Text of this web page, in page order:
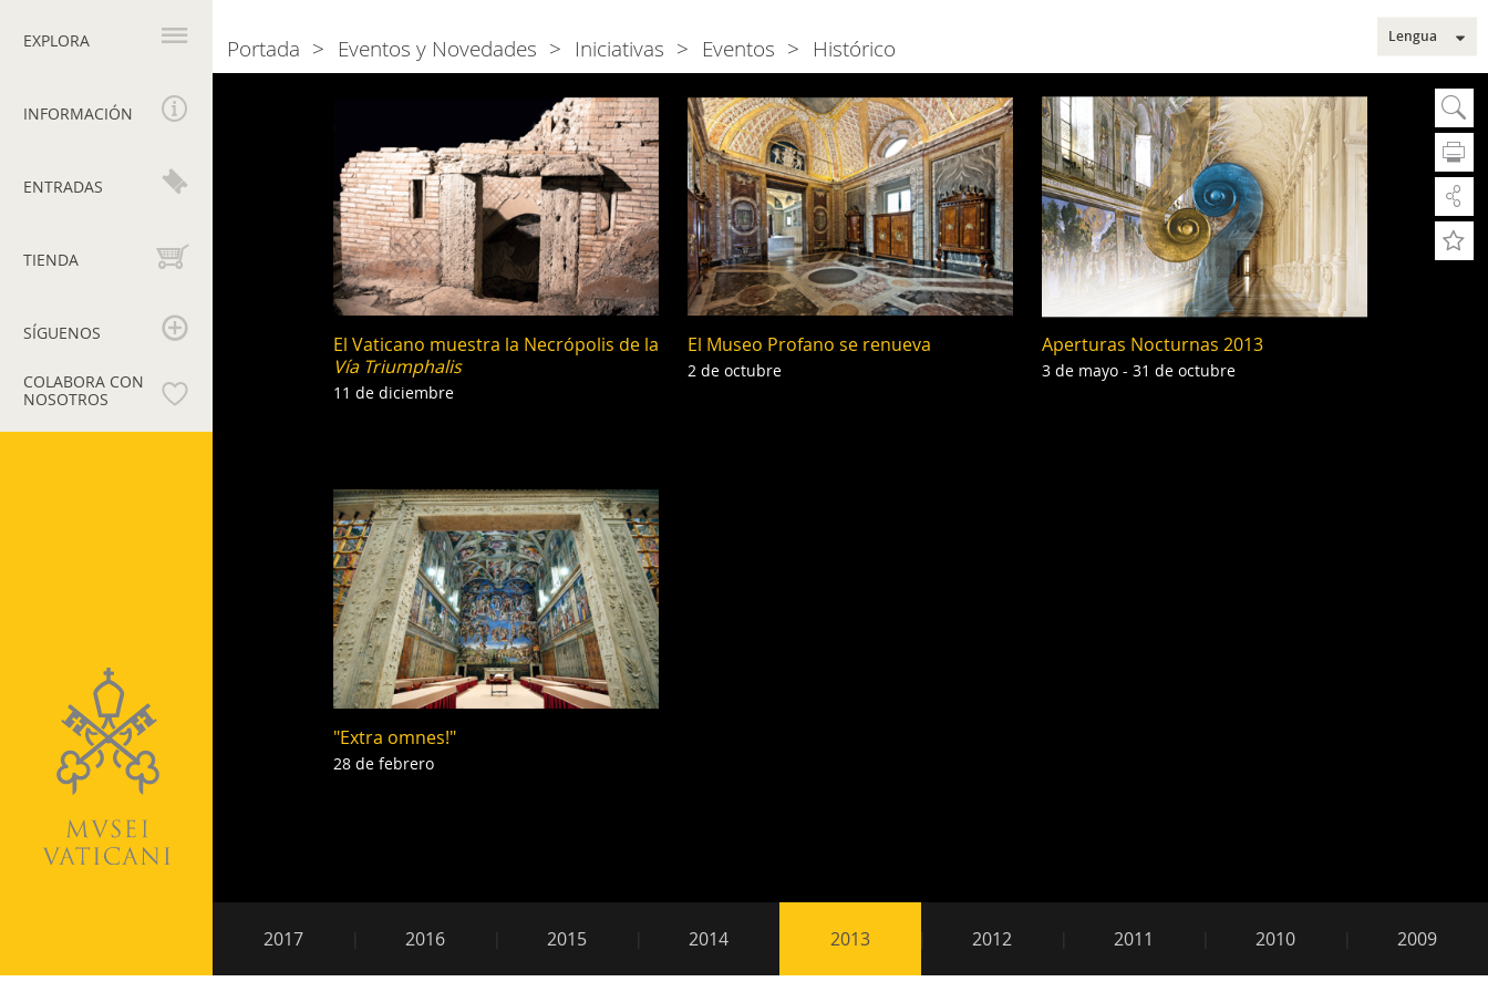
principal
EXPLORA
INFORMACIÓN
ENTRADAS
TIENDA
SÍGUENOS
COLABORA CON
NOSOTROS
El Vaticano muestra la Necrópolis de la
Vía Triumphalis
11 de diciembre
El Museo Profano se renueva
2 de octubre
Aperturas Nocturnas 2013
3 de mayo - 31 de octubre
"Extra omnes!"
28 de febrero
secundaria
2017 2016 2015 2014 2013 2012 2011 2010 2009
Breadcrumb
Portada Eventos y Novedades Iniciativas Eventos Histórico Lengua